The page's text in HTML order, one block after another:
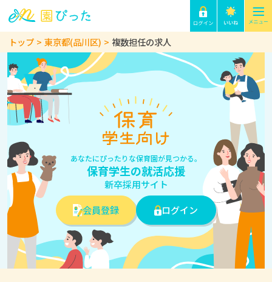
トップ 東京都(品川区) 複数担任の求人
あなたにぴったりな保育園が見つかる。
保育学生の就活応援
新卒採用サイト
会員登録
ログイン